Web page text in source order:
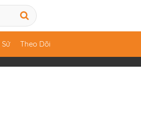
Sử Theo Dõi